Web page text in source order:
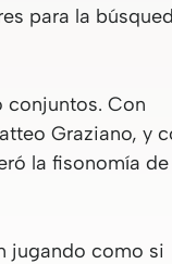
para la
conjuntos. Con
Graziano, y
la fisonomía de
jugando como si